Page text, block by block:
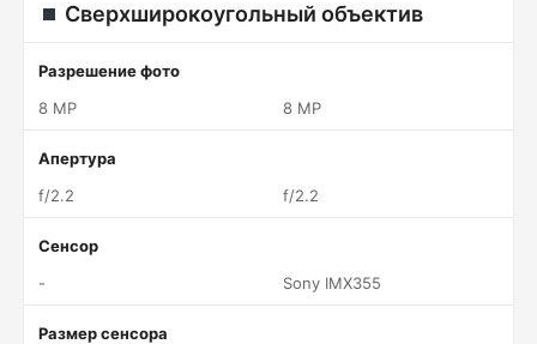
Сверхширокоугольный объектив
Разрешение фото
8 MP
8 MP
Апертура
f/2.2
f/2.2
Сенсор
-
Sony IMX355
Размер сенсора